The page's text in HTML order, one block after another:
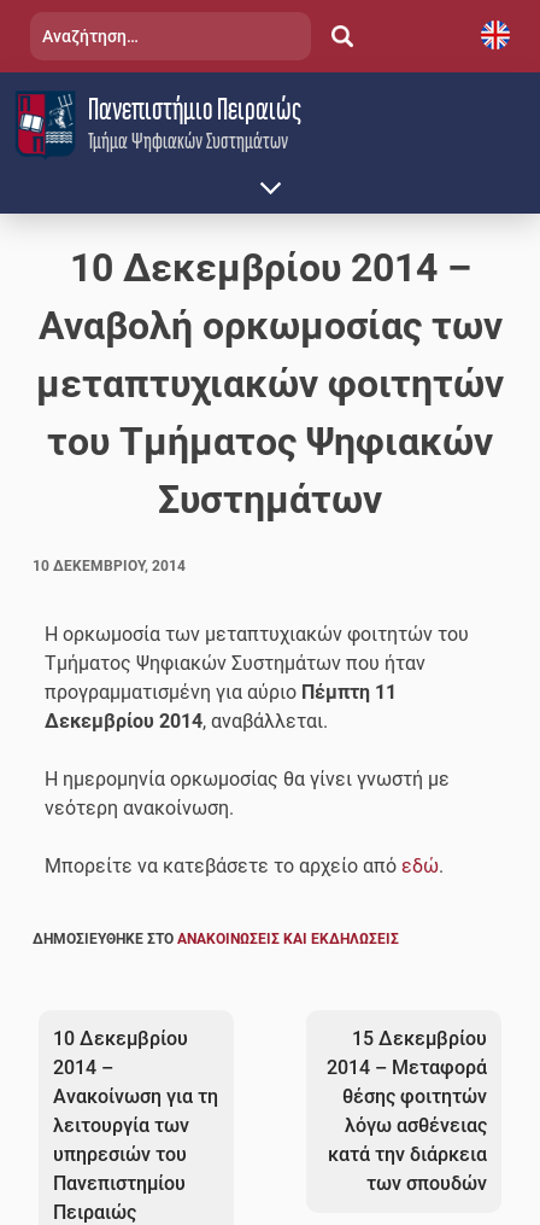
content
Τμήμα Ψηφιακών Συστημάτων
Πανεπιστήμιο Πειραιώς
Αναζήτηση
10 Δεκεμβρίου 2014 –
Αναβολή ορκωμοσίας των
μεταπτυχιακών φοιτητών
του Τμήματος Ψηφιακών
Συστημάτων
10 ΔΕΚΕΜΒΡΊΟΥ, 2014
Η ορκωμοσία των μεταπτυχιακών φοιτητών του
Τμήματος Ψηφιακών Συστημάτων που ήταν
προγραμματισμένη για αύριο Πέμπτη 11
Δεκεμβρίου 2014, αναβάλλεται.
Η ημερομηνία ορκωμοσίας θα γίνει γνωστή με
νεότερη ανακοίνωση.
Μπορείτε να κατεβάσετε το αρχείο απόεδώ.
ΔΗΜΟΣΙΕΎΘΗΚΕ ΣΤΟΑΝΑΚΟΙΝΏΣΕΙΣ ΚΑΙ ΕΚΔΗΛΏΣΕΙΣ
άρθρων
10 Δεκεμβρίου
2014 –
Ανακοίνωση για τη
λειτουργία των
υπηρεσιών του
Πανεπιστημίου
Πειραιώς
15 Δεκεμβρίου
2014 – Μεταφορά
θέσης φοιτητών
λόγω ασθένειας
κατά την διάρκεια
των σπουδών